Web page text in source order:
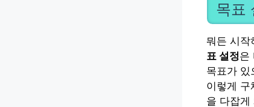
목표
뭐든 시작
표 설정은
목표가
이렇게 구
을 다잡게